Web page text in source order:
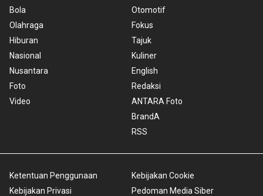
Bola
Olahraga
Hiburan
Nasional
Nusantara
Foto
Video
Otomotif
Fokus
Tajuk
Kuliner
English
Redaksi
ANTARA Foto
BrandA
RSS
Ketentuan Penggunaan
Kebijakan Privasi
Kebijakan Cookie
Pedoman Media Siber